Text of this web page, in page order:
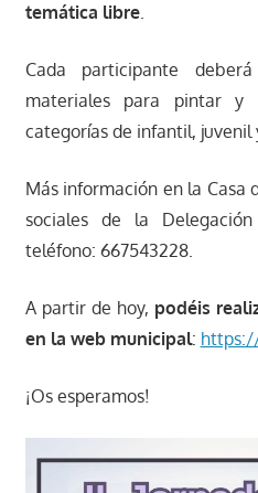
temática libre.
Cada participante
materiales para pintar y
categorías de infantil, juvenil
Más información en la Casa
sociales de la
teléfono: 667543228.
A partir de hoy, podéis
en la web municipal:
¡Os esperamos!